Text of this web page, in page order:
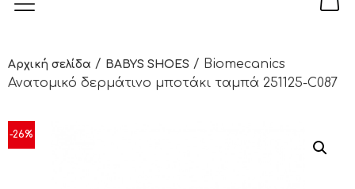
Αρχική σελίδα / BABYS SHOES / Biomecanics
Ανατομικό δερμάτινο μποτάκι ταμπά 251125-C087
-26%